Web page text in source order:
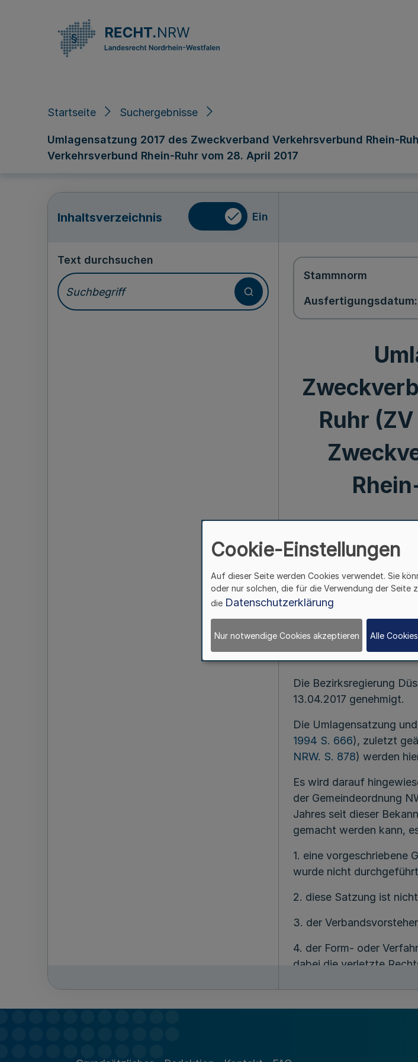
Startseite Suchergebnisse
Umlagensatzung 2017 des Zweckverband Verkehrsverbund Rhein-
Verkehrsverbund Rhein-Ruhr vom 28. April 2017
Inhaltsverzeichnis Ein
Text durchsuchen
Stammnorm
Ausfertigungsdatum
Ruhr
Die Bezirksregierung
13.04.2017 genehmigt.
Die Umlagensatzung
1994 S. 666), zuletzt
NRW. S. 878) werden
Es wird darauf
der Gemeindeordnung
Jahres seit dieser
gemacht werden kann,
1. eine vorgeschriebene
wurde nicht
2. diese Satzung ist
3. der
4. der Form- oder
dabei die verletzte
Cookie-Einstellungen
Auf dieser Seite werden Cookies verwendet. Sie
oder nur solchen, die für die Verwendung der Seite
die Datenschutzerklärung
Nur notwendige Cookies akzeptieren Alle